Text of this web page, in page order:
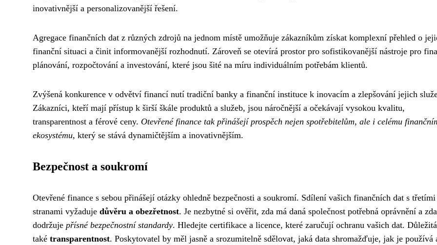
inovativnější a personalizovanější řešení.
Agregace finančních dat z různých zdrojů na jednom místě umožňuje zákazníkům získat komplexní přehled o
finanční situaci a činit informovanější rozhodnutí. Zároveň se otevírá prostor pro sofistikovanější nástroje pro
plánování, rozpočtování a investování, které jsou šité na míru individuálním potřebám klientů.
Zvýšená konkurence v odvětví financí nutí tradiční banky a finanční instituce k inovacím a zlepšování jejich
Zákazníci, kteří mají přístup k širší škále produktů a služeb, jsou náročnější a očekávají vysokou kvalitu,
transparentnost a férové ceny. Otevřené finance tak přinášejí prospěch nejen spotřebitelům, ale i celému
ekosystému, který se stává dynamičtějším a inovativnějším.
Bezpečnost a soukromí
Otevřené finance s sebou přinášejí otázky ohledně bezpečnosti a soukromí. Sdílení vašich finančních dat s třetími
stranami vyžaduje důvěru a obezřetnost. Je nezbytné si ověřit, zda má daná společnost potřebná oprávnění a zda
dodržuje přísné bezpečnostní standardy. Hledejte certifikace a licence, které zaručují ochranu vašich dat.
také transparentnost. Poskytovatel by měl jasně a srozumitelně sdělovat, jaká data shromažďuje, jak je používá